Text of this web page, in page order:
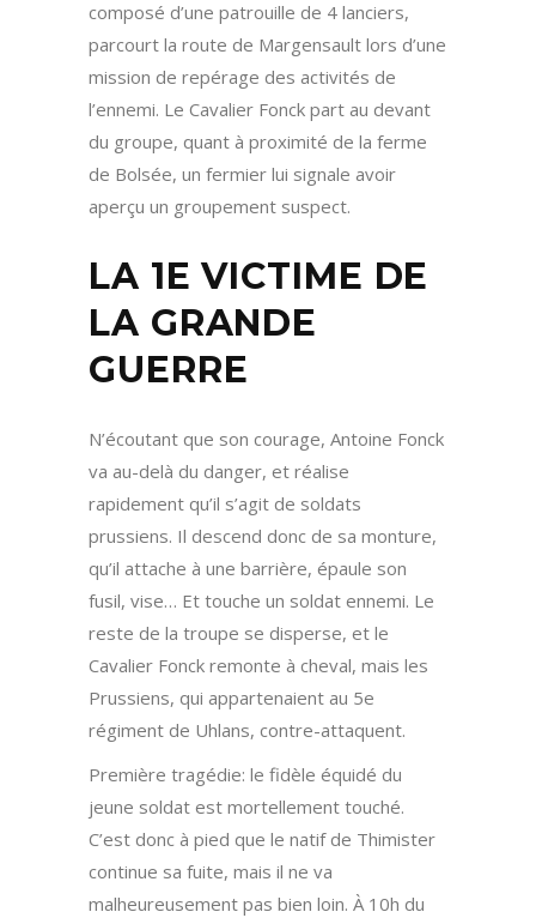
composé d’une patrouille de 4 lanciers,
parcourt la route de Margensault lors d’une
mission de repérage des activités de
l’ennemi. Le Cavalier Fonck part au devant
du groupe, quant à proximité de la ferme
de Bolsée, un fermier lui signale avoir
aperçu un groupement suspect.
LA 1E VICTIME DE
LA GRANDE
GUERRE
N’écoutant que son courage, Antoine Fonck
va au-delà du danger, et réalise
rapidement qu’il s’agit de soldats
prussiens. Il descend donc de sa monture,
qu’il attache à une barrière, épaule son
fusil, vise… Et touche un soldat ennemi. Le
reste de la troupe se disperse, et le
Cavalier Fonck remonte à cheval, mais les
Prussiens, qui appartenaient au 5e
régiment de Uhlans, contre-attaquent.
Première tragédie: le fidèle équidé du
jeune soldat est mortellement touché.
C’est donc à pied que le natif de Thimister
continue sa fuite, mais il ne va
malheureusement pas bien loin. À 10h du